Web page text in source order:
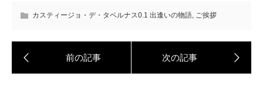
カスティージョ・デ・タベルナス0.1 出逢いの物語, ご挨拶